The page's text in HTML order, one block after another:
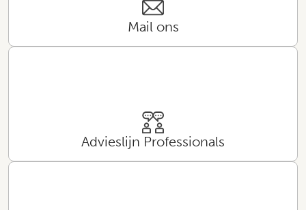
Mail ons
Advieslijn Professionals